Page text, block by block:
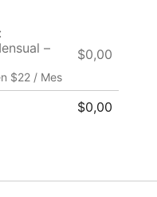
–
$22 / Mes
$0,00
$0,00